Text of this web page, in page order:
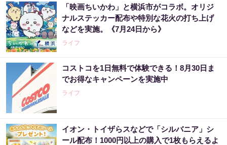
「映画ちいかわ」と横浜市がコラボ。オリジ
ナルステッカー配布や特別な花火の打ち上げ
などを実施。《7月24日から》
ライフ
コストコを1日無料で体験できる！8月30日ま
でお得なキャンペーンを実施中
ライフ
イオン・トイザらスなどで「シルバニア」シ
ール配布！1000円以上の購入で1枚もらえるよ